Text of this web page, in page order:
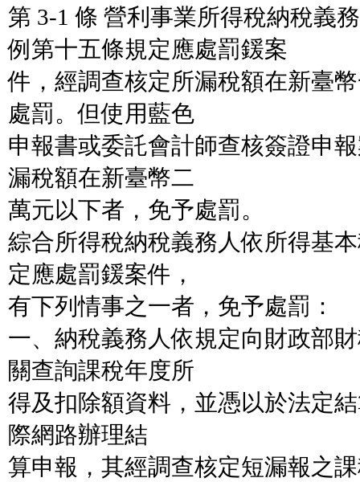
第 3-1 條 營利事業所得稅納稅義
例第十五條規定應處罰鍰案
件，經調查核定所漏稅額在新臺
處罰。但使用藍色
申報書或委託會計師查核簽證申
漏稅額在新臺幣二
萬元以下者，免予處罰。
綜合所得稅納稅義務人依所得基
定應處罰鍰案件，
有下列情事之一者，免予處罰：
一、納稅義務人依規定向財政部
關查詢課稅年度所
得及扣除額資料，並憑以於法定
際網路辦理結
算申報，其經調查核定短漏報之